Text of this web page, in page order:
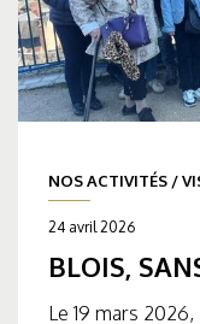
NOS ACTIVITÉS /
24 avril 2026
BLOIS,
Le 19 mars